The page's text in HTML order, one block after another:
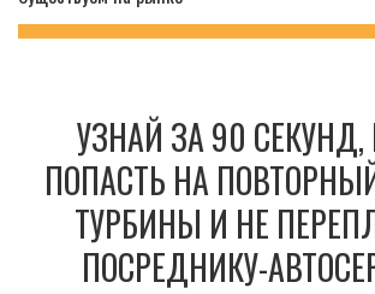
УЗНАЙ ЗА 90 СЕКУНД,
ПОПАСТЬ НА
ТУРБИНЫ И НЕ
ПОСРЕДНИКУ-